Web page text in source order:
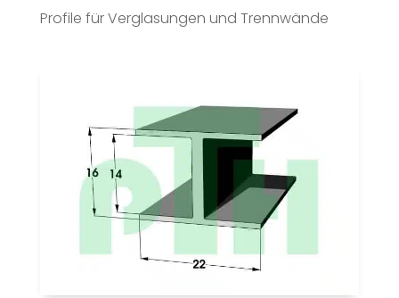
Profile für Verglasungen und Trennwände